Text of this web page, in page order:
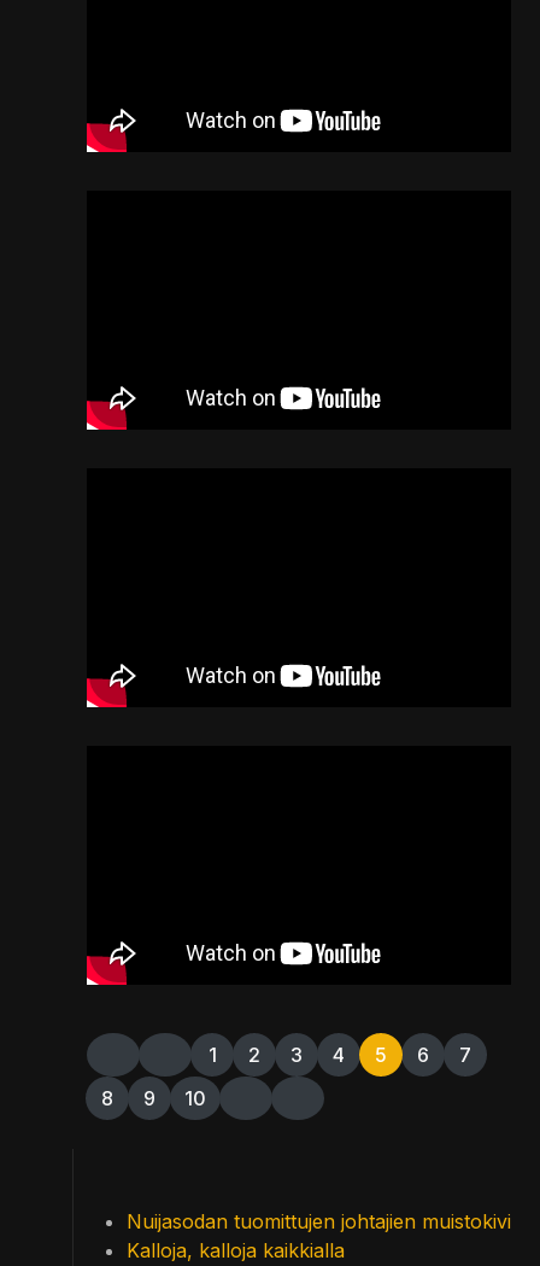
1 2 3 4 5 6
7
8
9 10
Nuijasodan tuomittujen johtajien muistokivi
Kalloja, kalloja kaikkialla